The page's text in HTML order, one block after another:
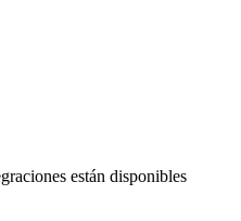
están disponibles